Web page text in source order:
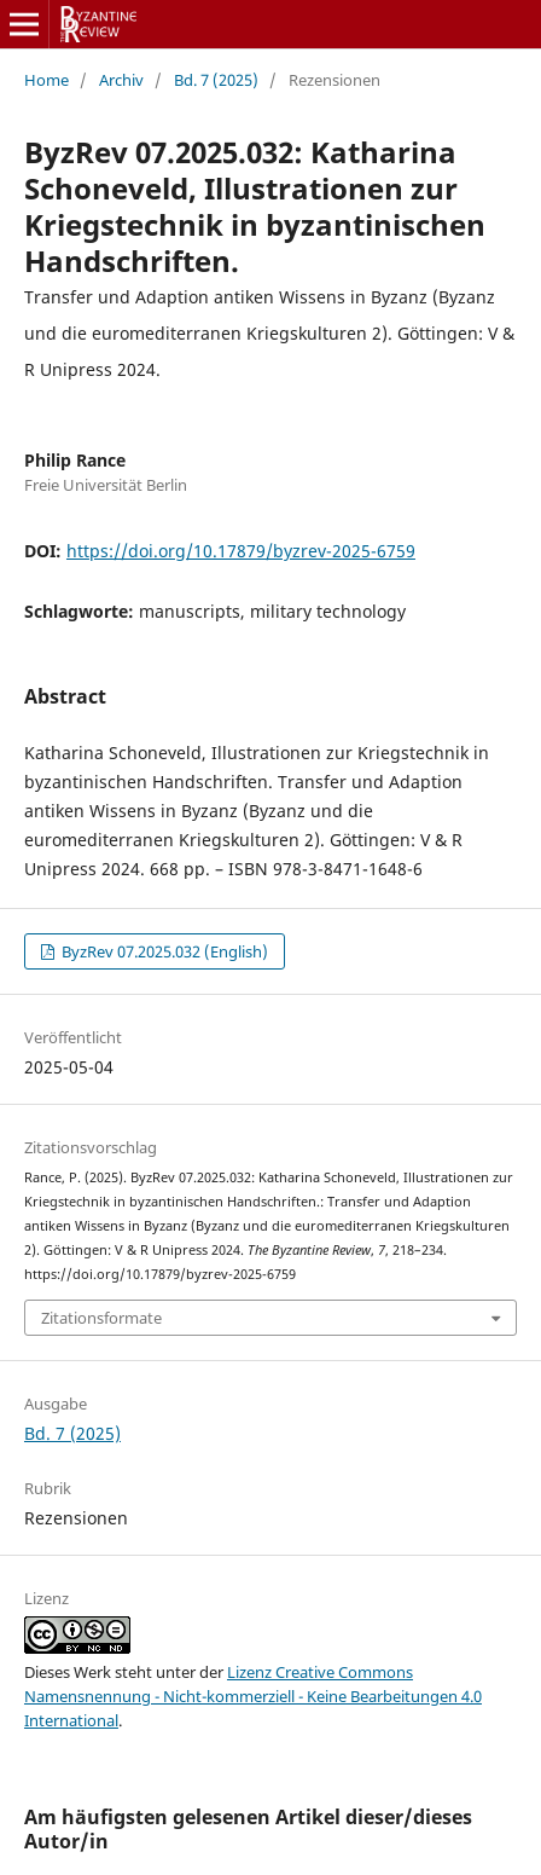
Home / Archiv / Bd. 7 (2025) / Rezensionen
ByzRev 07.2025.032: Katharina
Schoneveld, Illustrationen zur
Kriegstechnik in byzantinischen
Handschriften.
Transfer und Adaption antiken Wissens in Byzanz (Byzanz
und die euromediterranen Kriegskulturen 2). Göttingen: V &
R Unipress 2024.
Philip Rance
Freie Universität Berlin
DOI: https://doi.org/10.17879/byzrev-2025-6759
Schlagworte: manuscripts, military technology
Abstract
Katharina Schoneveld, Illustrationen zur Kriegstechnik in
byzantinischen Handschriften. Transfer und Adaption
antiken Wissens in Byzanz (Byzanz und die
euromediterranen Kriegskulturen 2). Göttingen: V & R
Unipress 2024. 668 pp. – ISBN 978-3-8471-1648-6
ByzRev 07.2025.032 (English)
Veröffentlicht
2025-05-04
Zitationsvorschlag
Rance, P. (2025). ByzRev 07.2025.032: Katharina Schoneveld, Illustrationen zur
Kriegstechnik in byzantinischen Handschriften.: Transfer und Adaption
antiken Wissens in Byzanz (Byzanz und die euromediterranen Kriegskulturen
2). Göttingen: V & R Unipress 2024. The Byzantine Review, 7, 218–234.
https://doi.org/10.17879/byzrev-2025-6759
Zitationsformate
Ausgabe
Bd. 7 (2025)
Rubrik
Rezensionen
Lizenz
Dieses Werk steht unter der Lizenz Creative Commons
Namensnennung - Nicht-kommerziell - Keine Bearbeitungen 4.0
International.
Am häufigsten gelesenen Artikel dieser/dieses
Autor/in